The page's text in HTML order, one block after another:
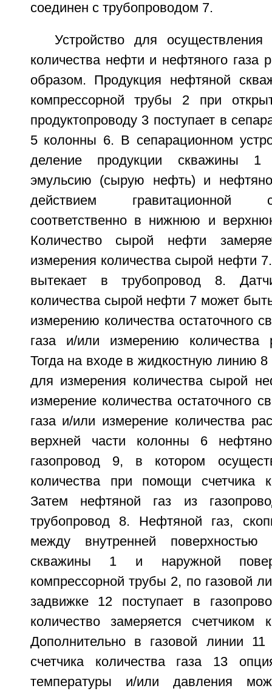
соединен с трубопроводом 7.
Устройство для осуществления
количества нефти и нефтяного газа
образом. Продукция нефтяной
компрессорной трубы 2 при
продуктопроводу 3 поступает в
5 колонны 6. В сепарационном
деление продукции скважины 1
эмульсию (сырую нефть) и
действием гравитационной
соответственно в нижнюю и
Количество сырой нефти
измерения количества сырой нефти
вытекает в трубопровод 8.
количества сырой нефти 7 может
измерению количества остаточного
газа и/или измерению количества
Тогда на входе в жидкостную линию
для измерения количества сырой
измерение количества остаточного
газа и/или измерение количества
верхней части колонны 6
газопровод 9, в котором
количества при помощи счетчика
Затем нефтяной газ из
трубопровод 8. Нефтяной газ,
между внутренней поверхностью
скважины 1 и наружной
компрессорной трубы 2, по газовой
задвижке 12 поступает в
количество замеряется счетчиком
Дополнительно в газовой линии
счетчика количества газа 13
температуры и/или давления